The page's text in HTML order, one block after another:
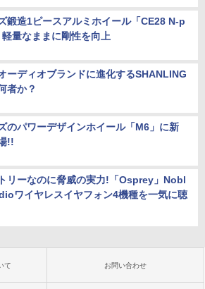
鍛造1ピースアルミホイール「CE28 N-p
量なままに剛性を向上
ーディオブランドに進化するSHANLING
者か？
のパワーデザインホイール「M6」に新
!!
リーなのに脅威の実力!「Osprey」Nobl
ワイヤレスイヤフォン4機種を一気に聴
て お問い合わせ